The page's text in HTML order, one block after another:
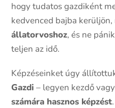
hogy tudatos gazdiként
kedvenced bajba kerüljön,
állatorvoshoz, és ne
teljen az idő.
Képzéseinket úgy
Gazdi – legyen kezdő
számára hasznos képzést